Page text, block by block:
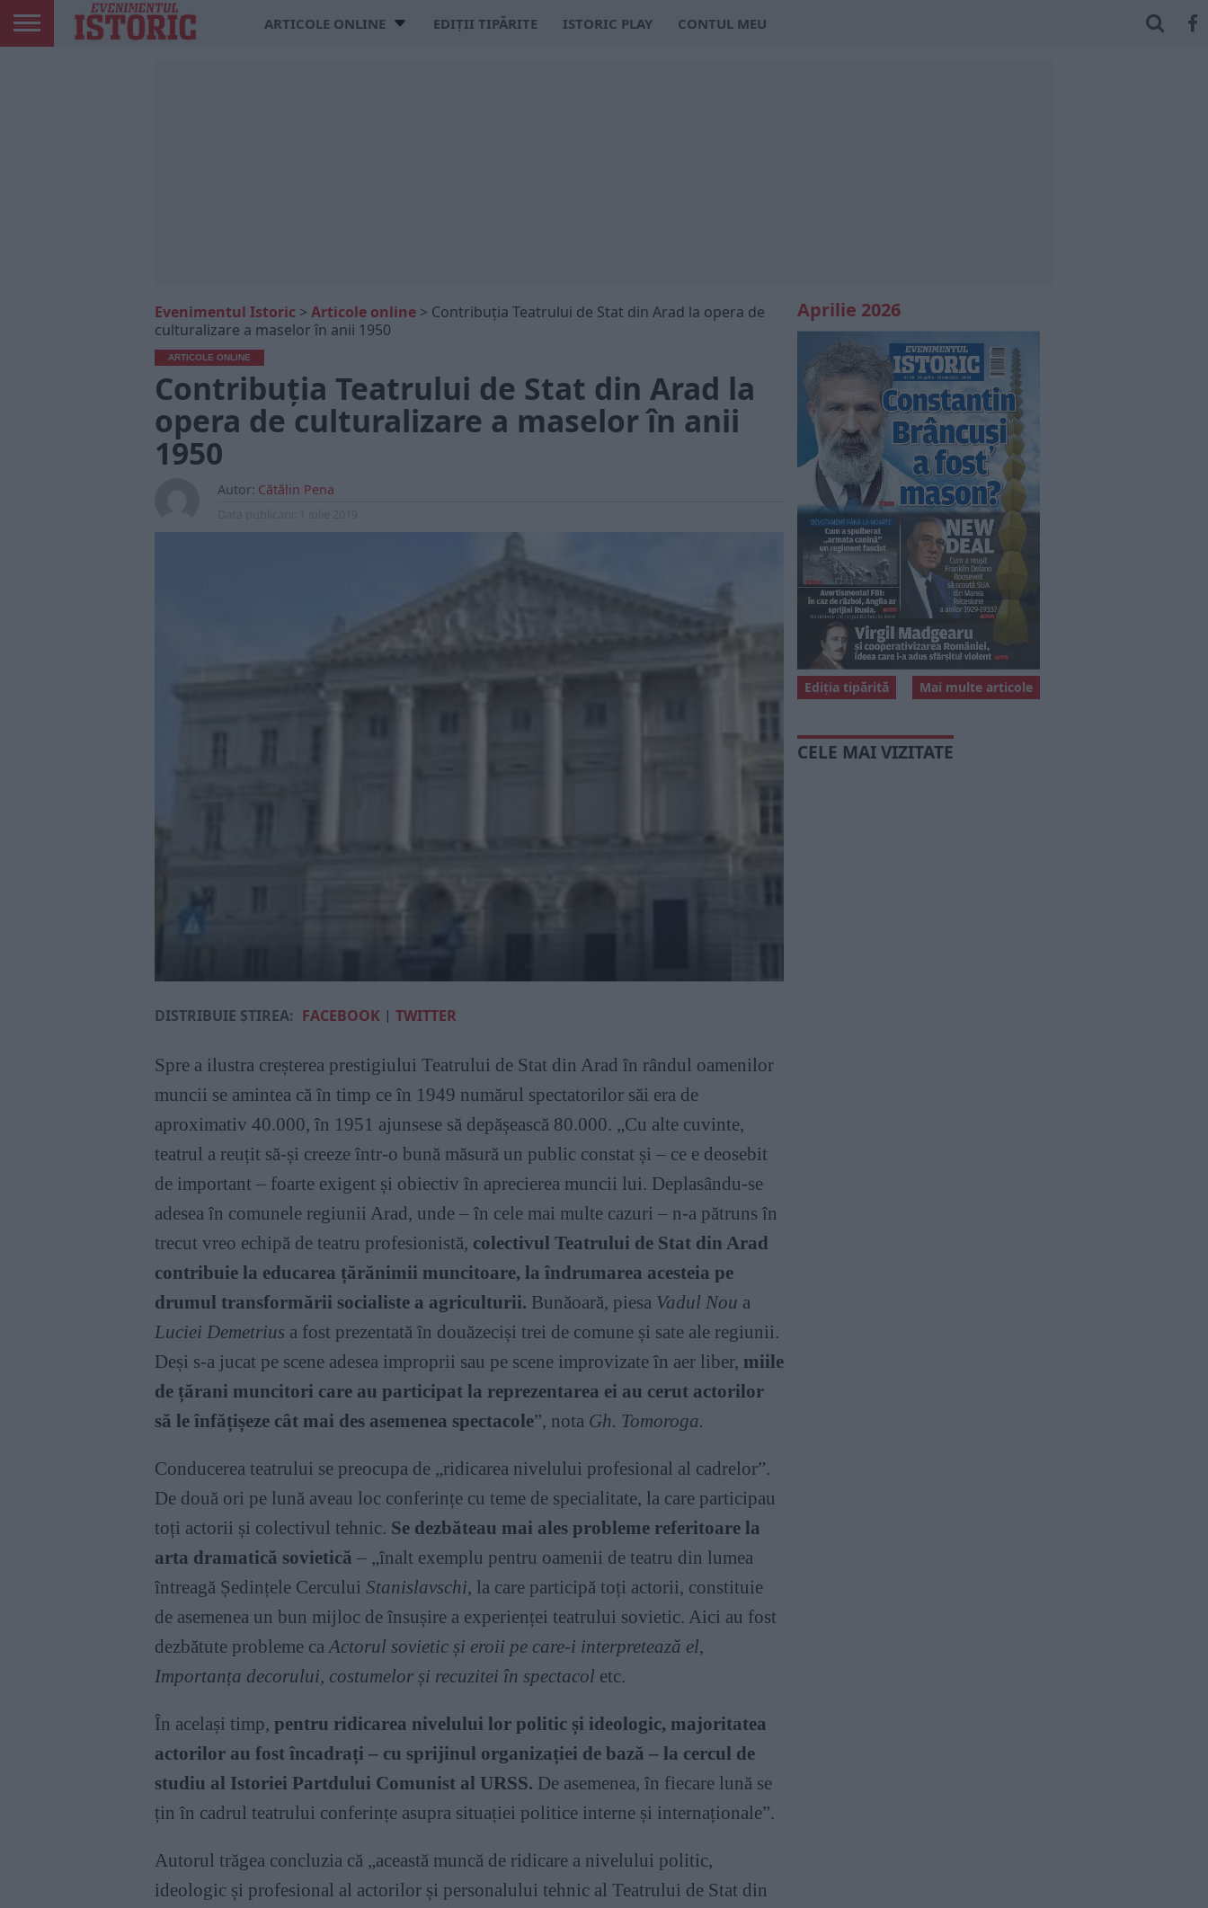
ARTICOLE ONLINE EDIȚII TIPĂRITE ISTORIC PLAY CONTUL MEU
Evenimentul Istoric > Articole online > Contribuția Teatrului de Stat din Arad la opera de
culturalizare a maselor în anii 1950
ARTICOLE ONLINE
Contribuția Teatrului de Stat din Arad la
opera de culturalizare a maselor în anii
1950
Autor: Cătălin Pena
DISTRIBUIE ȘTIREA: FACEBOOK | TWITTER
Spre a ilustra creșterea prestigiului Teatrului de Stat din Arad în rândul oamenilor
muncii se amintea că în timp ce în 1949 numărul spectatorilor săi era de
aproximativ 40.000, în 1951 ajunsese să depășească 80.000. „Cu alte cuvinte,
teatrul a reuțit să-și creeze într-o bună măsură un public constat și – ce e deosebit
de important – foarte exigent și obiectiv în aprecierea muncii lui. Deplasându-se
adesea în comunele regiunii Arad, unde – în cele mai multe cazuri – n-a pătruns în
trecut vreo echipă de teatru profesionistă, colectivul Teatrului de Stat din Arad
contribuie la educarea țărănimii muncitoare, la îndrumarea acesteia pe
drumul transformării socialiste a agriculturii. Bunăoară, piesa Vadul Nou a
Luciei Demetrius a fost prezentată în douăzeciși trei de comune și sate ale regiunii.
Deși s-a jucat pe scene adesea improprii sau pe scene improvizate în aer liber, miile
de țărani muncitori care au participat la reprezentarea ei au cerut actorilor
să le înfățișeze cât mai des asemenea spectacole”, nota Gh. Tomoroga.
Conducerea teatrului se preocupa de „ridicarea nivelului profesional al cadrelor”.
De două ori pe lună aveau loc conferințe cu teme de specialitate, la care participau
toți actorii și colectivul tehnic. Se dezbăteau mai ales probleme referitoare la
arta dramatică sovietică – „înalt exemplu pentru oamenii de teatru din lumea
întreagă Ședințele Cercului Stanislavschi, la care participă toți actorii, constituie
de asemenea un bun mijloc de însușire a experienței teatrului sovietic. Aici au fost
dezbătute probleme caActorul sovietic și eroii pe care-i interpretează el,
Importanța decorului, costumelor și recuzitei în spectacol etc.
În același timp, pentru ridicarea nivelului lor politic și ideologic, majoritatea
actorilor au fost încadrați – cu sprijinul organizației de bază – la cercul de
studiu al Istoriei Partdului Comunist al URSS. De asemenea, în fiecare lună se
țin în cadrul teatrului conferințe asupra situației politice interne și internaționale”.
Autorul trăgea concluzia că „această muncă de ridicare a nivelului politic,
ideologic și profesional al actorilor și personalului tehnic al Teatrului de Stat din
Aprilie 2026
Mai multe articole
Ediția tipărită
CELE MAI VIZITATE